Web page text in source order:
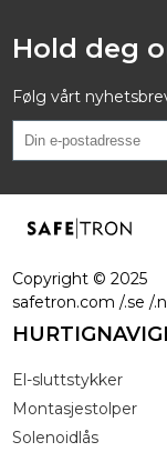
Hold deg
Følg vårt
Copyright ©2025
safetron.com /.se /
El-sluttstykker
Montasjestolper
Solenoidlås